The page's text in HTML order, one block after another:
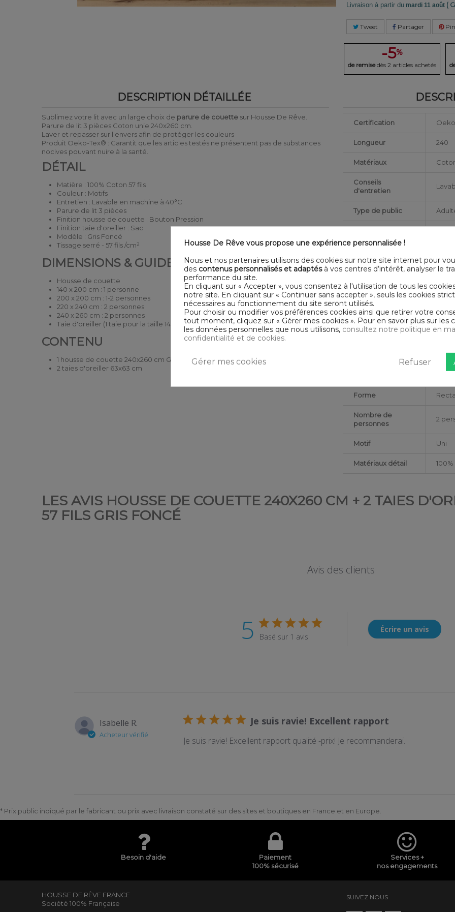
Livraison à partir du mardi 11 août (
Tweet Partager
-5%
de remise dès 2 articles achetés
DESCRIPTION DÉTAILLÉE
Sublimez votre lit avec un large choix de parure de couette sur Housse De Rêve.
Parure de lit 3 pièces Coton unie 240x260 cm.
Laver et repasser sur l'envers afin de protéger les couleurs
Produit Oeko-Tex® : Garantit que les articles testés ne présentent pas de substances
nocives pouvant nuire à la santé.
DÉTAIL
Matière : 100% Coton 57 fils
Couleur : Motifs
Entretien : Lavable en machine à 40°C
Parure de lit 3 pièces
Finition housse de couette : Bouton Pression
Finition taie d'oreiller : Sac
Modèle : Gris Foncé
Tissage serré - 57 fils /cm²
DIMENSIONS & GUIDE
Housse de couette
140 x 200 cm : 1 personne
200 x 200 cm : 1-2 personnes
220 x 240 cm : 2 personnes
240 x 260 cm : 2 personnes
Taie d'oreiller (1 taie pour la taille 140 x 200 cm, 2 taies pour les autres tailles)
CONTENU
1 housse de couette 240x260 cm Gris Foncé
2 taies d'oreiller 63x63 cm
Certification
Longueur 240
Matériaux
Conseils
d'entretien
Type de public
Collection HDR
Finition housse de
couette
Dimensions (cm)
Sac
Forme
Nombre de
personnes
2
Motif Uni
Matériaux détail
LES AVIS HOUSSE DE COUETTE 240X260 CM + 2 TAIES
57 FILS GRIS FONCÉ
Avis des clients
5 Basé sur 1 avis
Écrire un avis
Isabelle R.
Acheteur vérifié
Je suis ravie! Excellent rapport
Je suis ravie! Excellent rapport qualité -prix! Je recommanderai.
* Prix public indiqué par le fabricant ou prix avec livraison constaté sur des sites et boutiques en France et en Europe.
Besoin d'aide
Paiement
100% sécurisé
Services +
nos engagements
HOUSSE DE RÊVE FRANCE
Société 100% Française
SUIVEZ NOUS
Housse De Rêve vous propose une expérience personnalisée !
Nous et nos partenaires utilisons des cookies sur notre site internet pour
des contenus personnalisés et adaptésà vos centres d’intérêt, analyser le
performance du site.
En cliquant sur « Accepter », vous consentez à l'utilisation de tous les
notre site. En cliquant sur « Continuer sans accepter », seuls les cookies
nécessaires au fonctionnement du site seront utilisés.
Pour choisir ou modifier vos préférences cookies ainsi que retirer votre
tout moment, cliquez sur « Gérer mes cookies ». Pour en savoir plus sur les
les données personnelles que nous utilisons, consultez notre politique en
confidentialité et de cookies.
Refuser
Gérer mes cookies